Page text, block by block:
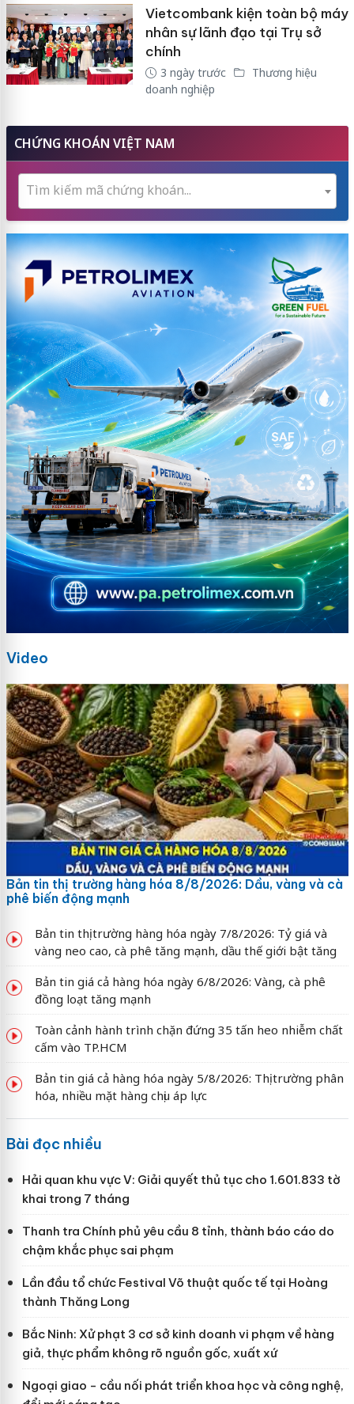
Vietcombank kiện toàn bộ máy
nhân sự lãnh đạo tại Trụ sở
chính
3 ngày trước
Thương hiệu
doanh nghiệp
CHỨNG KHOÁN VIỆT NAM
Tìm kiếm mã chứng khoán...
Video
Bản tin thị trường hàng hóa 8/8/2026: Dầu, vàng và cà
phê biến động mạnh
Bản tin thị trường hàng hóa ngày 7/8/2026: Tỷ giá và
vàng neo cao, cà phê tăng mạnh, dầu thế giới bật tăng
Bản tin giá cả hàng hóa ngày 6/8/2026: Vàng, cà phê
đồng loạt tăng mạnh
Toàn cảnh hành trình chặn đứng 35 tấn heo nhiễm chất
cấm vào TP.HCM
Bản tin giá cả hàng hóa ngày 5/8/2026: Thị trường phân
hóa, nhiều mặt hàng chịu áp lực
Bài đọc nhiều
Hải quan khu vực V: Giải quyết thủ tục cho 1.601.833 tờ
khai trong 7 tháng
Thanh tra Chính phủ yêu cầu 8 tỉnh, thành báo cáo do
chậm khắc phục sai phạm
Lần đầu tổ chức Festival Võ thuật quốc tế tại Hoàng
thành Thăng Long
Bắc Ninh: Xử phạt 3 cơ sở kinh doanh vi phạm về hàng
giả, thực phẩm không rõ nguồn gốc, xuất xứ
Ngoại giao - cầu nối phát triển khoa học và công nghệ,